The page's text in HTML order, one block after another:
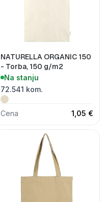
NATURELLA ORGANIC 150
- Torba, 150 g/m2
Na stanju
72.541 kom.
Cena 1,05 €